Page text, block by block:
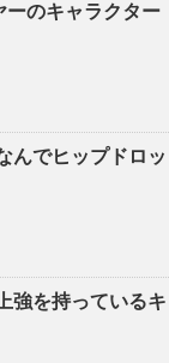
ーのキャラクター
んでヒップドロッ
強を持っているキ